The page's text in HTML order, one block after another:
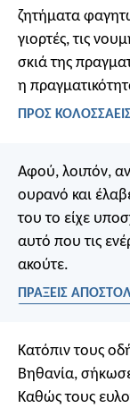
ζητήματα
γιορτές, τις
σκιά της
η
ΠΡΟΣ
Αφού, λοιπόν,
ουρανό και
του το είχε
αυτό που τις
ακούτε.
ΠΡΑΞΕΙΣ
Κατόπιν τους
Βηθανία,
Καθώς τους